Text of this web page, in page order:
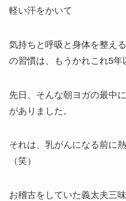
軽い汗をかいて
気持ちと呼吸と身体を整え
の習慣は、もうかれこれ5年
先日、そんな朝ヨガの最中
がありました。
それは、乳がんになる前に
（笑）
お稽古をしていた義太夫三